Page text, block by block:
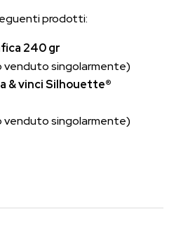
prodotti:
240 gr
venduto singolarmente)
& vinci Silhouette®
venduto singolarmente)